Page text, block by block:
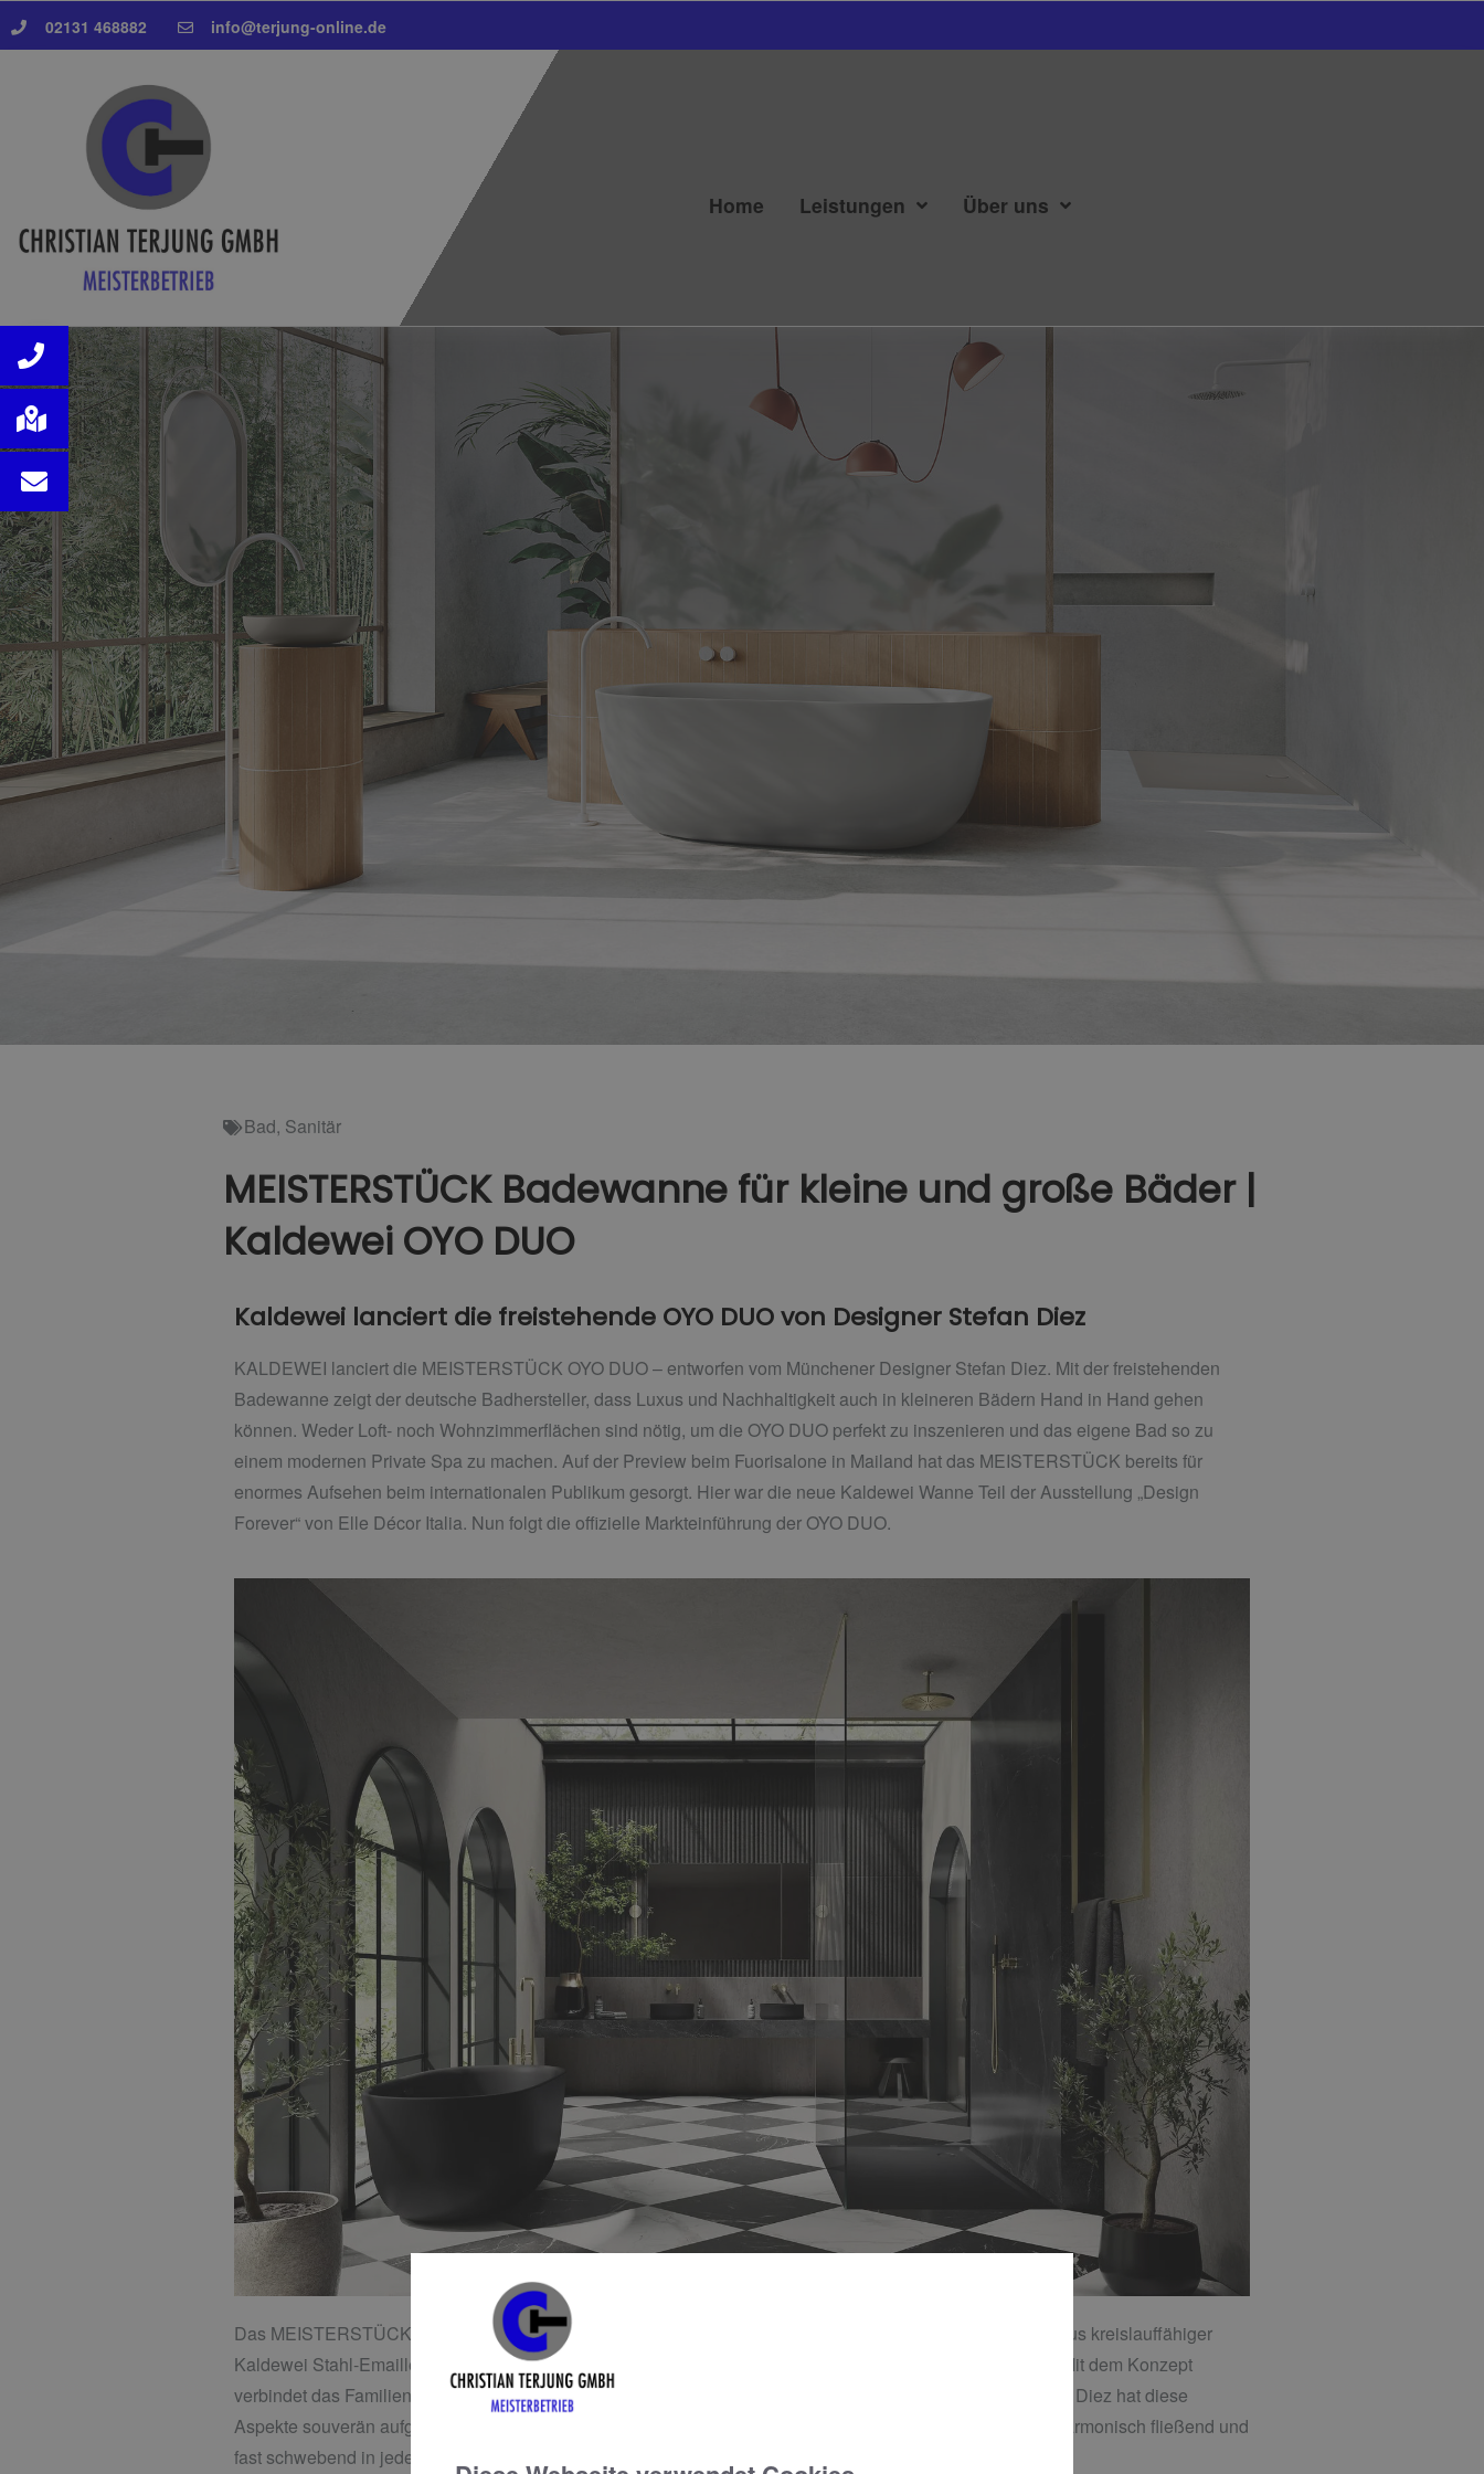
02131 468882 info@terjung-online.de
Home Leistungen Über uns
Bad, Sanitär
MEISTERSTÜCK Badewanne für kleine und große Bäder |
Kaldewei OYO DUO
Kaldewei lanciert die freistehende OYO DUO von Designer Stefan Diez
KALDEWEI lanciert die MEISTERSTÜCK OYO DUO – entworfen vom Münchener Designer Stefan Diez. Mit der freistehenden
Badewanne zeigt der deutsche Badhersteller, dass Luxus und Nachhaltigkeit auch in kleineren Bädern Hand in Hand gehen
können. Weder Loft- noch Wohnzimmerflächen sind nötig, um die OYO DUO perfekt zu inszenieren und das eigene Bad so zu
einem modernen Private Spa zu machen. Auf der Preview beim Fuorisalone in Mailand hat das MEISTERSTÜCK bereits für
enormes Aufsehen beim internationalen Publikum gesorgt. Hier war die neue Kaldewei Wanne Teil der Ausstellung „Design
Forever“ von Elle Décor Italia. Nun folgt die offizielle Markteinführung der OYO DUO.
Das MEISTERSTÜCK verbindet organisches, natürliches Design mit kompromisslos langlebiger Qualität aus kreislauffähiger
Kaldewei Stahl-Emaille. OYO DUO ist das neue Highlight aus der LUXSTAINABILITY-Welt von Kaldewei. Mit dem Konzept
verbindet das Familienunternehmen Form und Design mit Nachhaltigkeit und Ressourcenschonung. Stefan Diez hat diese
Aspekte souverän aufgegriffen und mit der OYO DUO eine anmutige Designskulptur geschaffen, die sich harmonisch fließend und
fast schwebend in jedes Bad integriert – auch bei kleineren Räumen.